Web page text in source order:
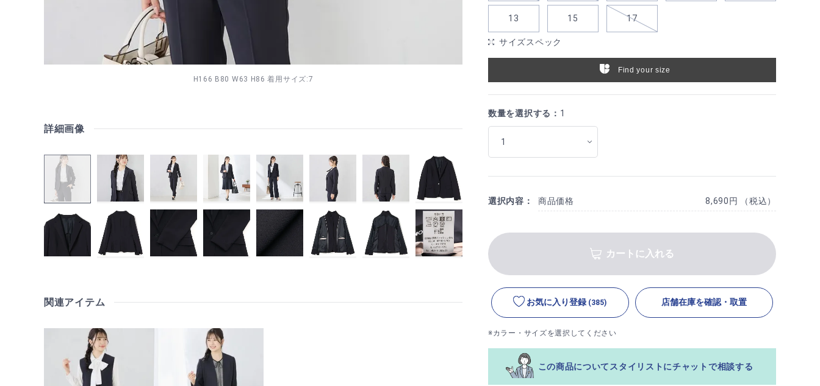
H166 B80 W63 H86 着用サイズ:7
詳細画像
関連アイテム
13 15 17
サイズスペック
Find your size
数量を選択する： 1
選択内容： 商品価格 8,690円 （税込）
カートに入れる
お気に入り登録 (385) 店舗在庫を確認・取置
※カラー・サイズを選択してください
この商品についてスタイリストにチャットで相談する